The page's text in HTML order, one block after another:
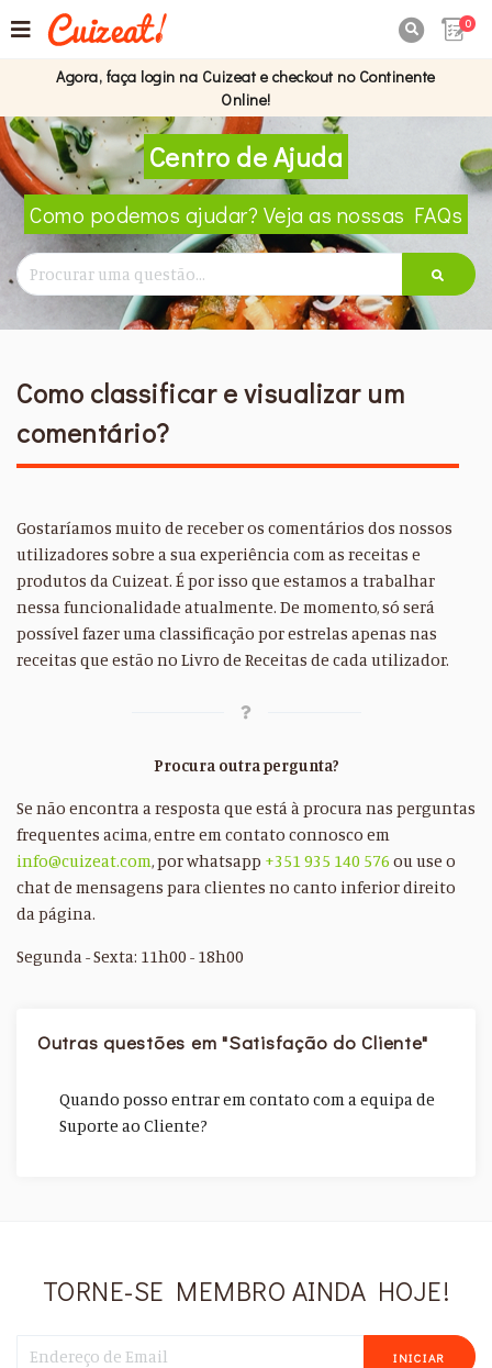
0
Agora, faça login na Cuizeat e checkout no Continente
Online!
Centro de Ajuda
Como podemos ajudar? Veja as nossas FAQs
Como classificar e visualizar um
comentário?
Gostaríamos muito de receber os comentários dos nossos
utilizadores sobre a sua experiência com as receitas e
produtos da Cuizeat. É por isso que estamos a trabalhar
nessa funcionalidade atualmente. De momento, só será
possível fazer uma classificação por estrelas apenas nas
receitas que estão no Livro de Receitas de cada utilizador.
Procura outra pergunta?
Se não encontra a resposta que está à procura nas perguntas
frequentes acima, entre em contato connosco em
info@cuizeat.com, por whatsapp +351 935 140 576 ou use o
chat de mensagens para clientes no canto inferior direito
da página.
Segunda - Sexta: 11h00 - 18h00
Outras questões em "Satisfação do Cliente"
Quando posso entrar em contato com a equipa de
Suporte ao Cliente?
TORNE-SE MEMBRO AINDA HOJE!
INICIAR